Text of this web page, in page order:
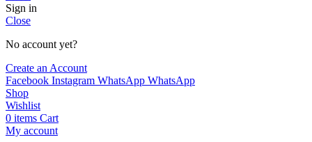
Sign in
Close
No account yet?
Create an Account
Facebook Instagram WhatsApp WhatsApp
Shop
Wishlist
0 items Cart
My account